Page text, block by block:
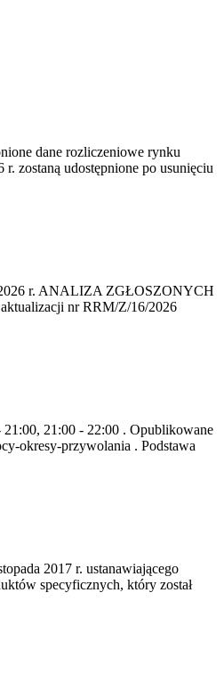
dane rozliczeniowe rynku
zostaną udostępnione po usunięciu
r. ANALIZA ZGŁOSZONYCH
nr RRM/Z/16/2026
21:00, 21:00 - 22:00 . Opublikowane
okresy-przywolania . Podstawa
2017 r. ustanawiającego
specyficznych, który został